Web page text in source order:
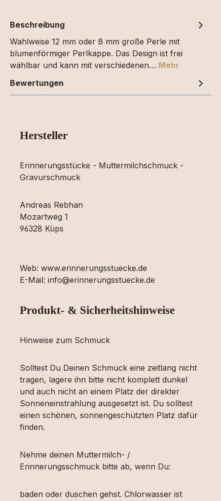
Beschreibung
Wahlweise 12 mm oder 8 mm große Perle mit
blumenförmiger Perlkappe. Das Design ist frei
wählbar und kann mit verschiedenen… Mehr
Bewertungen
Hersteller
Erinnerungsstücke - Muttermilchschmuck -
Gravurschmuck
Andreas Rebhan
Mozartweg 1
96328 Küps
Web: www.erinnerungsstuecke.de
E-Mail: info@erinnerungsstuecke.de
Produkt- & Sicherheitshinweise
Hinweise zum Schmuck
Solltest Du Deinen Schmuck eine zeitlang nicht
tragen, lagere ihn bitte nicht komplett dunkel
und auch nicht an einem Platz der direkter
Sonneneinstrahlung ausgesetzt ist. Du solltest
einen schönen, sonnengeschützten Platz dafür
finden.
Nehme deinen Muttermilch- /
Erinnerungsschmuck bitte ab, wenn Du:
baden oder duschen gehst. Chlorwasser ist